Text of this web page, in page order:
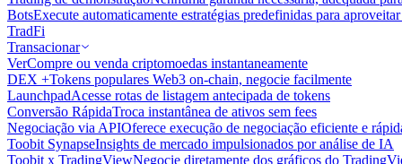
BotsExecute automaticamente estratégias predefinidas para
TradFi
Transacionar
VerCompre ou venda criptomoedas instantaneamente
DEX +Tokens populares Web3 on-chain, negocie facilmente
LaunchpadAcesse rotas de listagem antecipada de tokens
Conversão RápidaTroca instantânea de ativos sem fees
Negociação via APIOferece execução de negociação eficiente e
Toobit SynapseInsights de mercado impulsionados por análise de IA
Toobit x TradingViewNegocie diretamente dos gráficos do